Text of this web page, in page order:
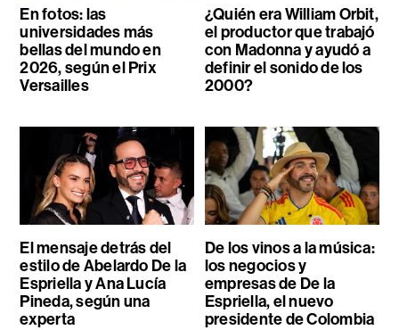
En fotos: las
universidades más
bellas del mundo en
2026, según el Prix
Versailles
¿Quién era William Orbit,
el productor que trabajó
con Madonna y ayudó a
definir el sonido de los
2000?
El mensaje detrás del
estilo de Abelardo De la
Espriella y Ana Lucía
Pineda, según una
experta
De los vinos a la música:
los negocios y
empresas de De la
Espriella, el nuevo
presidente de Colombia